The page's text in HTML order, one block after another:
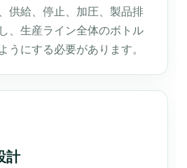
供給、停止、加圧、製品排
、生産ライン全体のボトル
うにする必要があります。
計